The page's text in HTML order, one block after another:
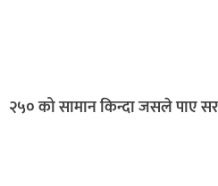
२५० को सामान किन्दा जसले पाए